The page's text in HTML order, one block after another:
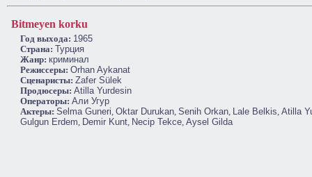
Bitmeyen korku
Год выхода: 1965
Cтрана:
Турция
Жанр: криминал
Режиссеры: Orhan Aykanat
Сценаристы: Zafer Sülek
Продюсеры: Atilla Yurdesin
Операторы: Али Угур
Актеры: Selma Guneri, Oktar Durukan, Senih Orkan, Lale Belkis, Atilla
Gulgun Erdem, Demir Kunt, Necip Tekce, Aysel Gilda